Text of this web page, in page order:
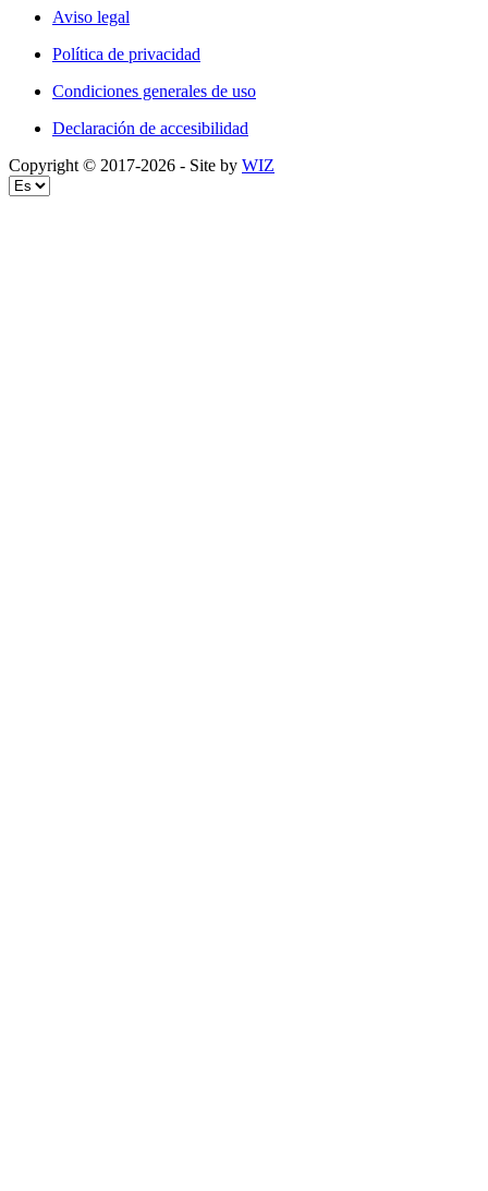
Aviso legal
Política de privacidad
Condiciones generales de uso
Declaración de accesibilidad
Copyright © 2017-2026 - Site by WIZ